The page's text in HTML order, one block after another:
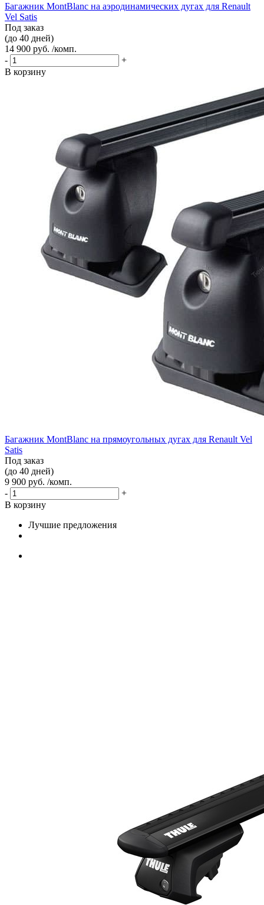
Багажник MontBlanc на аэродинамических дугах для Renault
Vel Satis
Под заказ
(до 40 дней)
14 900 руб. /комп.
-
+
В корзину
Багажник MontBlanc на прямоугольных дугах для Renault Vel
Satis
Под заказ
(до 40 дней)
9 900 руб. /комп.
-
+
В корзину
Лучшие предложения